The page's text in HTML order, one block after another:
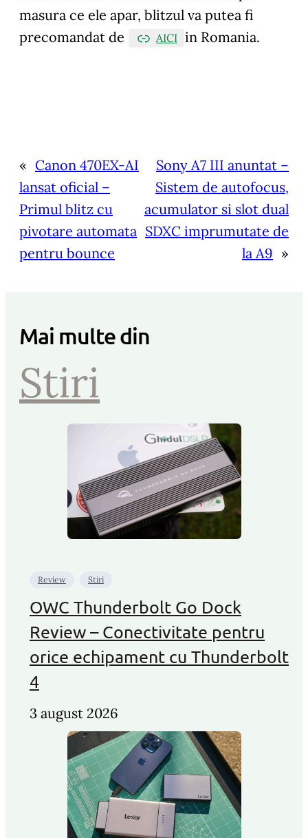
masura ce ele apar, blitzul va putea fi
precomandat de
AICI in Romania.
« Canon 470EX-AI
lansat oficial –
Primul blitz cu
pivotare automata
pentru bounce
Sony A7 III anuntat –
Sistem de autofocus,
acumulator si slot dual
SDXC imprumutate de
la A9 »
Mai multe din
Stiri
Review Stiri
OWC Thunderbolt Go Dock
Review – Conectivitate pentru
orice echipament cu Thunderbolt
4
3 august 2026